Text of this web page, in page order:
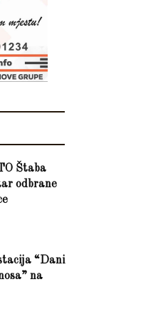
Štaba
odbrane
“Dani
na